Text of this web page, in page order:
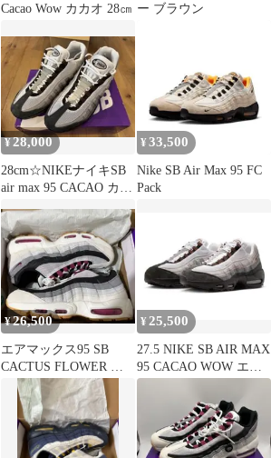
Cacao Wow カカオ 28㎝ ー ブラウン
¥28,000
28cm☆NIKEナイキSB
air max 95 CACAO カカ
¥ 33,500
Nike SB Air Max 95 FC
Pack
¥26,500
エアマックス95 SB
CACTUS FLOWER 新
品 27.5
¥ 25,500
27.5 NIKE SB AIR MAX
95 CACAO WOW エア
マックス